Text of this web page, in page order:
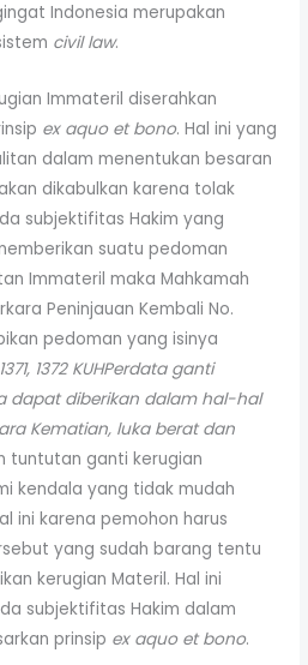
Indonesia merupakan
civil law.
Immateril diserahkan
ex aquo et bono. Hal ini yang
dalam menentukan besaran
dikabulkan karena tolak
subjektifitas Hakim yang
suatu pedoman
Immateril maka Mahkamah
Peninjauan Kembali No.
pedoman yang isinya
1372 KUHPerdata ganti
dapat diberikan dalam hal-hal
Kematian, luka berat dan
tuntutan ganti kerugian
kendala yang tidak mudah
ini karena pemohon harus
yang sudah barang tentu
kerugian Materil. Hal ini
subjektifitas Hakim dalam
prinsip ex aquo et bono.